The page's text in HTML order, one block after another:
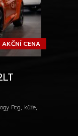
AKČNÍ CENA
Pcg, kůže,